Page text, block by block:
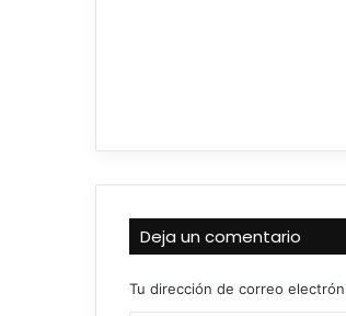
Deja un comentario
Tu dirección de correo